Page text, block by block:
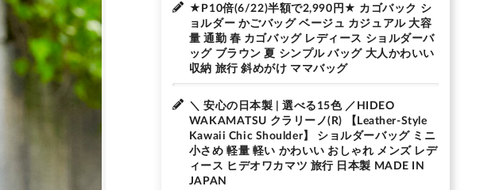
★P10倍(6/22)半額で2,990円★ カゴバック シ
ョルダー かごバッグ ベージュ カジュアル 大容
量 通勤 春 カゴバッグ レディース ショルダーバ
ッグ ブラウン 夏 シンプル バッグ 大人かわいい
収納 旅行 斜めがけ ママバッグ
＼ 安心の日本製 | 選べる15色 ／HIDEO
WAKAMATSU クラリーノ(R) 【Leather-Style
Kawaii Chic Shoulder】 ショルダーバッグ ミニ
小さめ 軽量 軽い かわいい おしゃれ メンズ レデ
ィース ヒデオワカマツ 旅行 日本製 MADE IN
JAPAN